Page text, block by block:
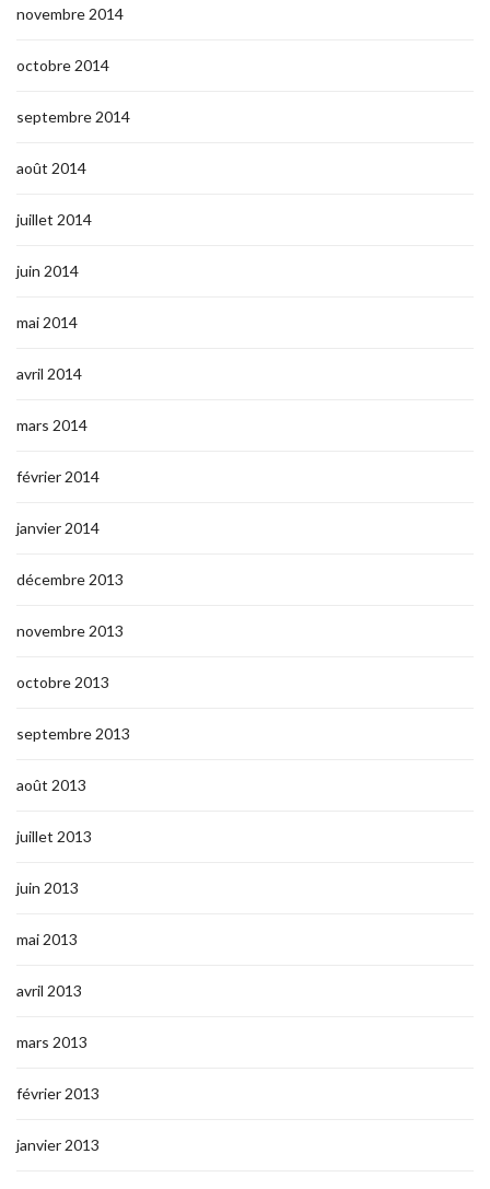
novembre 2014
octobre 2014
septembre 2014
août 2014
juillet 2014
juin 2014
mai 2014
avril 2014
mars 2014
février 2014
janvier 2014
décembre 2013
novembre 2013
octobre 2013
septembre 2013
août 2013
juillet 2013
juin 2013
mai 2013
avril 2013
mars 2013
février 2013
janvier 2013